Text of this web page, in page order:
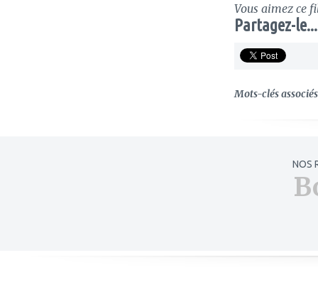
Vous aimez ce
Partagez-le...
Mots-clés
NOS